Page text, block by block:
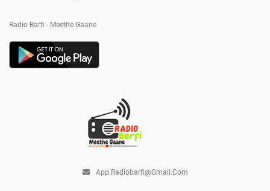
Radio Barfi - Meethe Gaane
App.radiobarfi@gmail.com